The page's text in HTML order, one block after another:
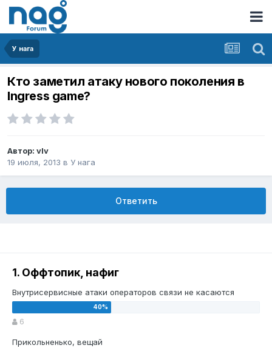
У нага
Кто заметил атаку нового поколения в
Ingress game?
Автор: vIv
19 июля, 2013 в У нага
Ответить
1. Оффтопик, нафиг
Внутрисервисные атаки операторов связи не касаются
6
Прикольненько, вещай